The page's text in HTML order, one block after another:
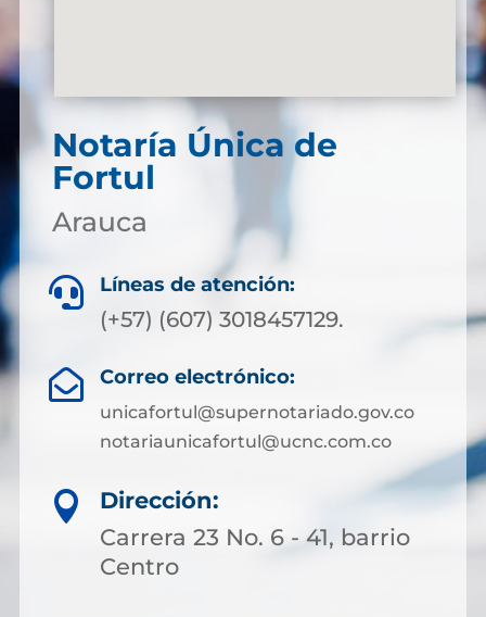
Notaría Única de
Fortul
Arauca
 Líneas de atención:
(+57) (607) 3018457129.
 Correo electrónico:
unicafortul@supernotariado.gov.co
notariaunicafortul@ucnc.com.co

Dirección:
Carrera 23 No. 6 - 41, barrio
Centro